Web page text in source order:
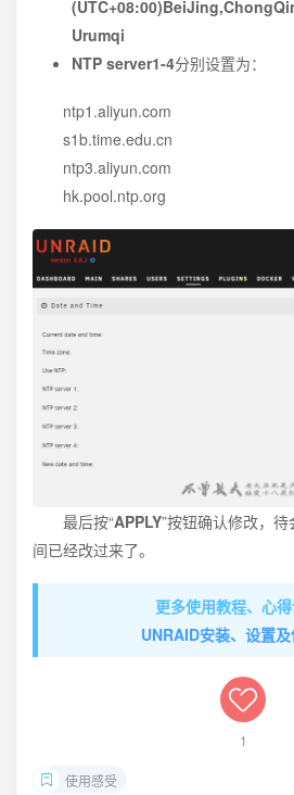
Urumqi
NTP server1-4分别设置为：
ntp1.aliyun.com
s1b.time.edu.cn
ntp3.aliyun.com
hk.pool.ntp.org
最后按“APPLY”按钮确认修改，
间已经改过来了。
更多使用教程、心得
UNRAID安装、设置
1
使用感受